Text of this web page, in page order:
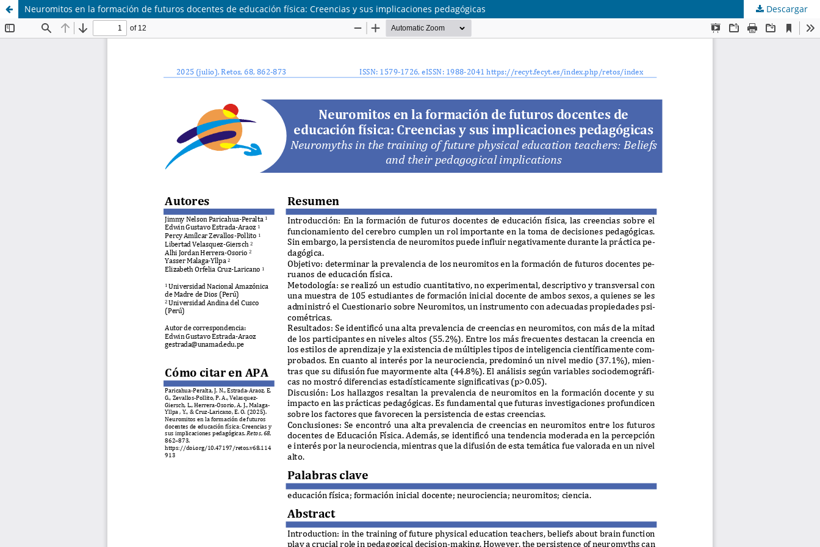
Neuromitos en la formación de futuros docentes de educación física: Creencias y sus implicaciones pedagógicas Descargar